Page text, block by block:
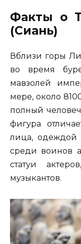
Факты о
(Сиань)
Вблизи горы
во время
мавзолей
мере, около
полный
фигура
лица, одеждой
среди воинов
статуи
музыкантов.